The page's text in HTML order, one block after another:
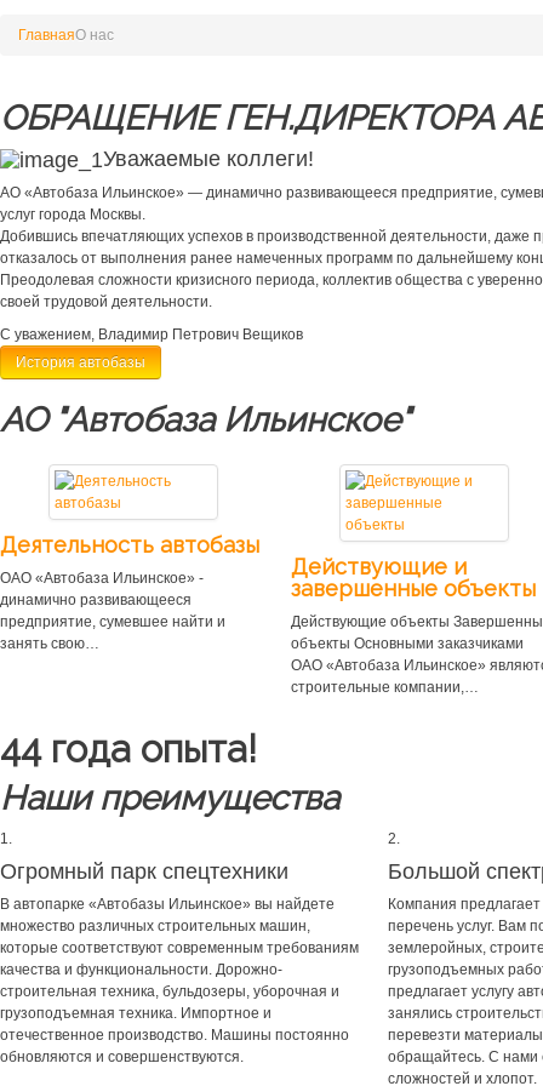
ГлавнаяО нас
ОБРАЩЕНИЕ ГЕН.ДИРЕКТОРА
Уважаемые коллеги!
АО «Автобаза Ильинское» — динамично развивающееся предприятие,
услуг города Москвы.
Добившись впечатляющих успехов в производственной деятельности, даже
отказалось от выполнения ранее намеченных программ по дальнейшему
Преодолевая сложности кризисного периода, коллектив общества с
своей трудовой деятельности.
С уважением, Владимир Петрович Вещиков
История автобазы
АО "Автобаза Ильинское"
Деятельность автобазы
ОАО «Автобаза Ильинское» -
динамично развивающееся
предприятие, сумевшее найти и
занять свою…
Действующие и
завершенные объекты
Действующие объекты
объекты Основными заказчиками
ОАО «Автобаза Ильинское»
строительные компании,…
44 года опыта!
Наши преимущества
1.
Огромный парк спецтехники
В автопарке «Автобазы Ильинское» вы найдете
множество различных строительных машин,
которые соответствуют современным требованиям
качества и функциональности. Дорожно-
строительная техника, бульдозеры, уборочная и
грузоподъемная техника. Импортное и
отечественное производство. Машины постоянно
обновляются и совершенствуются.
2.
Большой
Компания
перечень услуг. Вам
землеройных,
грузоподъемных
предлагает услугу
занялись
перевезти
обращайтесь. С нами
сложностей и хлопот.